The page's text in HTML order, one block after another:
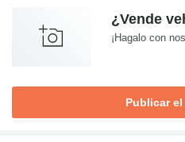
¿Vende
¡Hagalo con
Publicar